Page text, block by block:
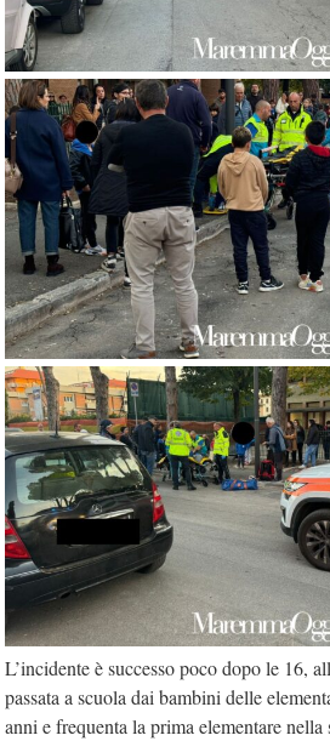
L’incidente è successo poco dopo le 16,
passata a scuola dai bambini delle
anni e frequenta la prima elementare